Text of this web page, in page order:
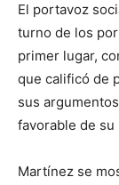
El portavoz
turno de los
primer lugar,
que calificó de
sus
favorable de
Martínez se